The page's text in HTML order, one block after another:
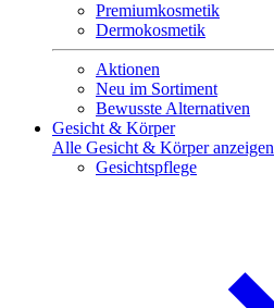
Premiumkosmetik
Dermokosmetik
Aktionen
Neu im Sortiment
Bewusste Alternativen
Gesicht & Körper
Alle Gesicht & Körper anzeigen
Gesichtspflege